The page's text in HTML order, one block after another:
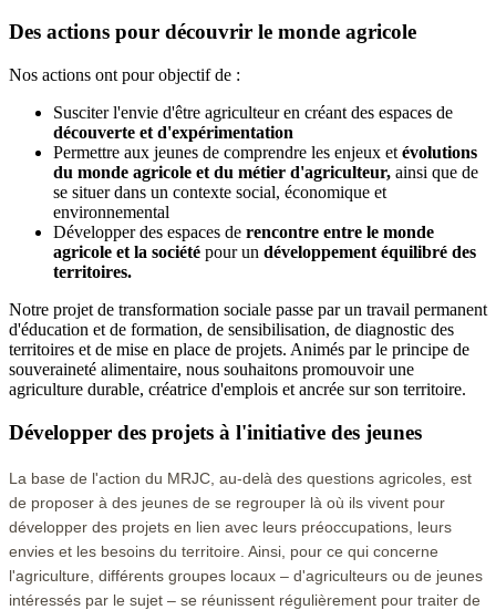
Des actions pour découvrir le monde agricole
Nos actions ont pour objectif de :
Susciter l'envie d'être agriculteur en créant des espaces de
découverte et d'expérimentation
Permettre aux jeunes de comprendre les enjeux et évolutions
du monde agricole et du métier d'agriculteur, ainsi que de
se situer dans un contexte social, économique et
environnemental
Développer des espaces de rencontre entre le monde
agricole et la société pour un développement équilibré des
territoires.
Notre projet de transformation sociale passe par un travail permanent
d'éducation et de formation, de sensibilisation, de diagnostic des
territoires et de mise en place de projets. Animés par le principe de
souveraineté alimentaire, nous souhaitons promouvoir une
agriculture durable, créatrice d'emplois et ancrée sur son territoire.
Développer des projets à l'initiative des jeunes
La base de l'action du MRJC, au-delà des questions agricoles, est
de proposer à des jeunes de se regrouper là où ils vivent pour
développer des projets en lien avec leurs préoccupations, leurs
envies et les besoins du territoire. Ainsi, pour ce qui concerne
l'agriculture, différents groupes locaux – d'agriculteurs ou de jeunes
intéressés par le sujet – se réunissent régulièrement pour traiter de